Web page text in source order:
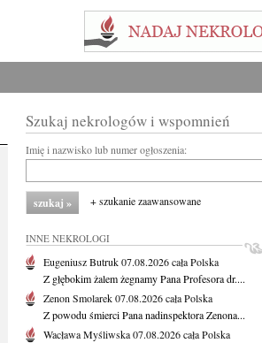
Szukaj nekrologów i wspomnień
Imię i nazwisko lub numer ogłoszenia:
+ szukanie zaawansowane
INNE NEKROLOGI
Eugeniusz Butruk07.08.2026cała Polska
Z głębokim żalem żegnamy Pana Profesora dr....
Zenon Smolarek07.08.2026cała Polska
Z powodu śmierci Pana nadinspektora Zenona...
Wacława Myśliwska07.08.2026cała Polska